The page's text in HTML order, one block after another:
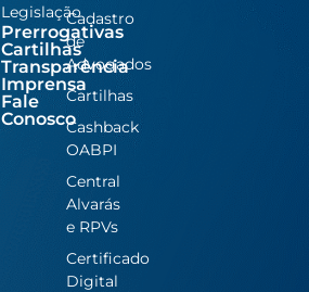
Legislação
Prerrogativas
Cartilhas
Transparência
Imprensa
Fale
Conosco
Cadastro
de
Advogados
Cartilhas
Cashback
OABPI
Central
Alvarás
e RPVs
Certificado
Digital